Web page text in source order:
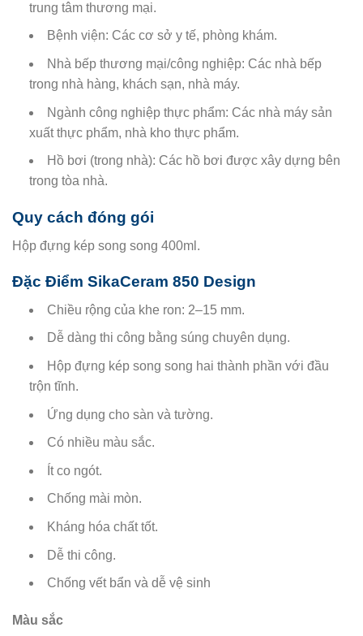
trung tâm thương mại.
Bệnh viện: Các cơ sở y tế, phòng khám.
Nhà bếp thương mại/công nghiệp: Các nhà bếp
trong nhà hàng, khách sạn, nhà máy.
Ngành công nghiệp thực phẩm: Các nhà máy sản
xuất thực phẩm, nhà kho thực phẩm.
Hồ bơi (trong nhà): Các hồ bơi được xây dựng bên
trong tòa nhà.
Quy cách đóng gói
Hộp đựng kép song song 400ml.
Đặc Điểm SikaCeram 850 Design
Chiều rộng của khe ron: 2–15 mm.
Dễ dàng thi công bằng súng chuyên dụng.
Hộp đựng kép song song hai thành phần với đầu
trộn tĩnh.
Ứng dụng cho sàn và tường.
Có nhiều màu sắc.
Ít co ngót.
Chống mài mòn.
Kháng hóa chất tốt.
Dễ thi công.
Chống vết bẩn và dễ vệ sinh
Màu sắc